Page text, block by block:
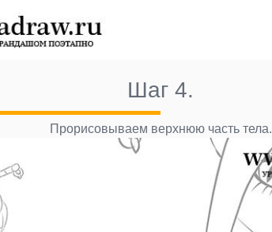
Шаг 4.
Прорисовываем верхнюю часть тела.